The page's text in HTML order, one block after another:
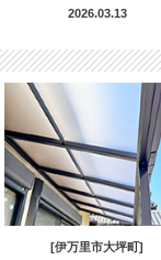
2026.03.13
[伊万里市大坪町]